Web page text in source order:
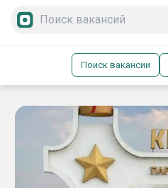
Поиск вакансии